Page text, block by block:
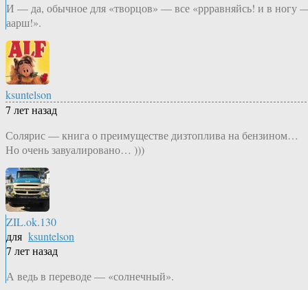
И — да, обычное для «творцов» — все «ррравняйсь! и в ногу
аарш!».
ksuntelson
7 лет назад
Солярис — книга о преимуществе дизтоплива на бензином…
Но очень завуалировано… )))
ZIL.ok.130
для ksuntelson
7 лет назад
А ведь в переводе — «солнечный».